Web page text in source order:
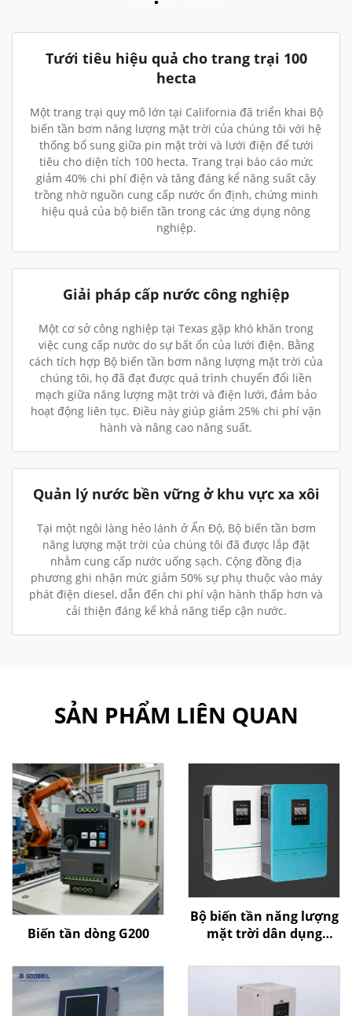
Tưới tiêu hiệu quả cho trang trại 100
hecta
Một trang trại quy mô lớn tại California đã triển khai Bộ
biến tần bơm năng lượng mặt trời của chúng tôi với hệ
thống bổ sung giữa pin mặt trời và lưới điện để tưới
tiêu cho diện tích 100 hecta. Trang trại báo cáo mức
giảm 40% chi phí điện và tăng đáng kể năng suất cây
trồng nhờ nguồn cung cấp nước ổn định, chứng minh
hiệu quả của bộ biến tần trong các ứng dụng nông
nghiệp.
Giải pháp cấp nước công nghiệp
Một cơ sở công nghiệp tại Texas gặp khó khăn trong
việc cung cấp nước do sự bất ổn của lưới điện. Bằng
cách tích hợp Bộ biến tần bơm năng lượng mặt trời của
chúng tôi, họ đã đạt được quá trình chuyển đổi liền
mạch giữa năng lượng mặt trời và điện lưới, đảm bảo
hoạt động liên tục. Điều này giúp giảm 25% chi phí vận
hành và nâng cao năng suất.
Quản lý nước bền vững ở khu vực xa xôi
Tại một ngôi làng hẻo lánh ở Ấn Độ, Bộ biến tần bơm
năng lượng mặt trời của chúng tôi đã được lắp đặt
nhằm cung cấp nước uống sạch. Cộng đồng địa
phương ghi nhận mức giảm 50% sự phụ thuộc vào máy
phát điện diesel, dẫn đến chi phí vận hành thấp hơn và
cải thiện đáng kể khả năng tiếp cận nước.
SẢN PHẨM LIÊN QUAN
Biến tần dòng G200
Bộ biến tần năng lượng
mặt trời dân dụng